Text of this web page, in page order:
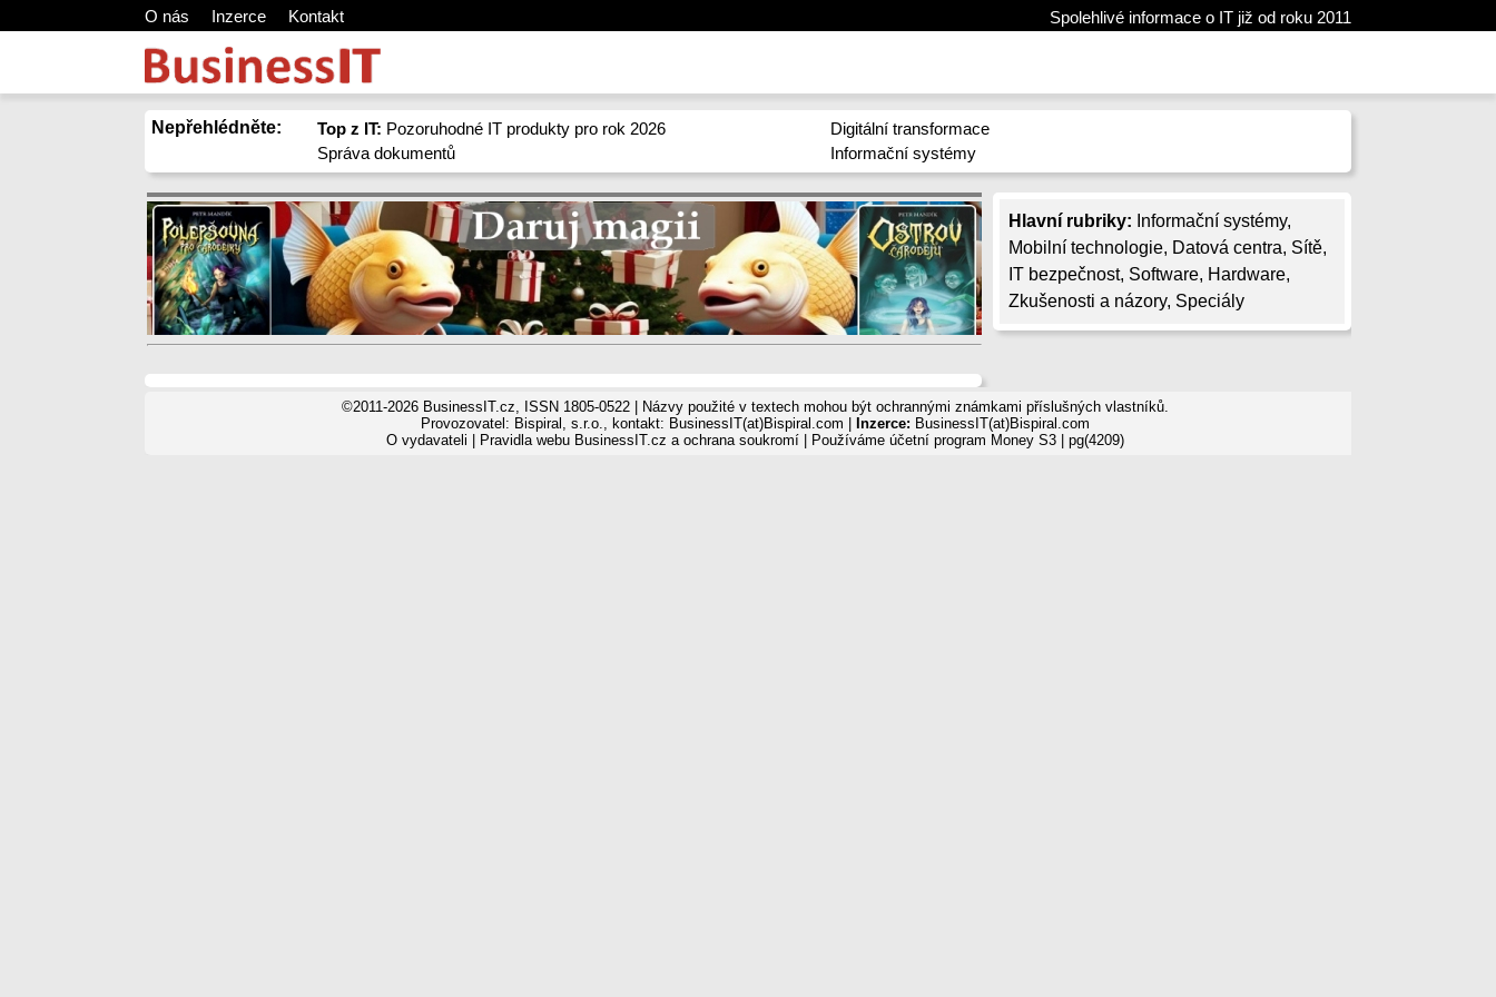
O nás Inzerce Kontakt Spolehlivé informace o IT již od roku 2011
Nepřehlédněte: Top z IT: Pozoruhodné IT produkty pro rok 2026
Správa dokumentů
Digitální transformace
Informační systémy
Hlavní rubriky: Informační systémy,
Mobilní technologie, Datová centra, Sítě,
IT bezpečnost, Software, Hardware,
Zkušenosti a názory, Speciály
©2011-2026 BusinessIT.cz, ISSN 1805-0522 | Názvy použité v textech mohou být ochrannými známkami příslušných vlastníků.
Provozovatel: Bispiral, s.r.o., kontakt: BusinessIT(at)Bispiral.com |
Inzerce: BusinessIT(at)Bispiral.com
O vydavateli
Pravidla webu BusinessIT.cz a ochrana soukromí| Používáme účetní program Money S3| pg(4209)